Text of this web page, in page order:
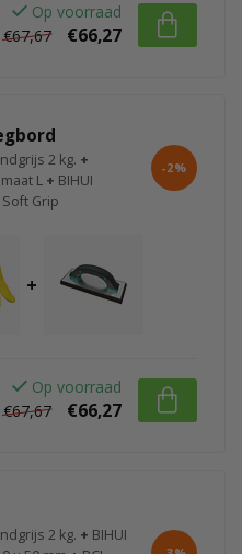
Op voorraad
€67,67
€66,27
2 kg. +
L + BIHUI
Grip
-2%
+
Op voorraad
€67,67
€66,27
2 kg. + BIHUI